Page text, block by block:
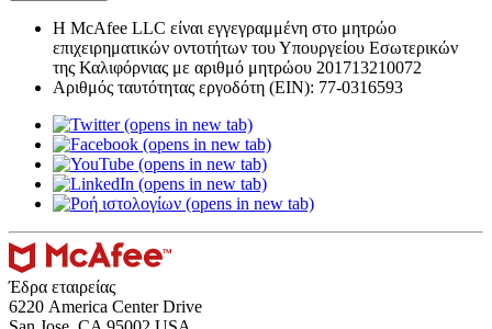
Η McAfee LLC είναι εγγεγραμμένη στο μητρώο
επιχειρηματικών οντοτήτων του Υπουργείου Εσωτερικών
της Καλιφόρνιας με αριθμό μητρώου 201713210072
​Αριθμός ταυτότητας εργοδότη (EIN): 77-0316593
(opens in new tab)
(opens in new tab)
(opens in new tab)
(opens in new tab)
(opens in new tab)
Έδρα εταιρείας
6220 America Center Drive